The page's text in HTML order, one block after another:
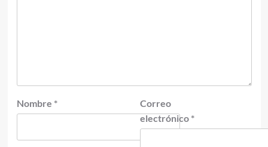
Nombre *
Correo
electrónico *